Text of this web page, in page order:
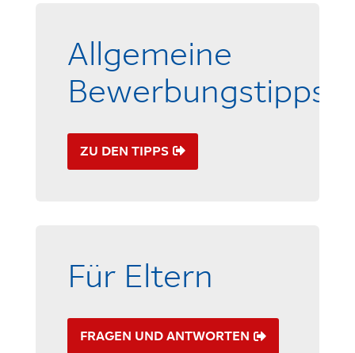
Allgemeine
Bewerbungstipps
ZU DEN TIPPS
Für Eltern
FRAGEN UND ANTWORTEN